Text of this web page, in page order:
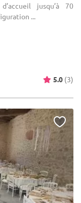
jusqu’à 70
...
5.0 (3)